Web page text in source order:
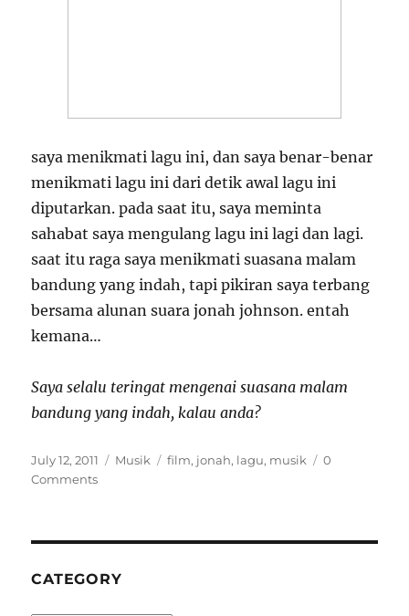
saya menikmati lagu ini, dan saya benar-benar
menikmati lagu ini dari detik awal lagu ini
diputarkan. pada saat itu, saya meminta
sahabat saya mengulang lagu ini lagi dan lagi.
saat itu raga saya menikmati suasana malam
bandung yang indah, tapi pikiran saya terbang
bersama alunan suara jonah johnson. entah
kemana…
Saya selalu teringat mengenai suasana malam
bandung yang indah, kalau anda?
Posted
on
July 12, 2011 Categories
Musik Tags
film, jonah, lagu, musik
0
Comments
CATEGORY